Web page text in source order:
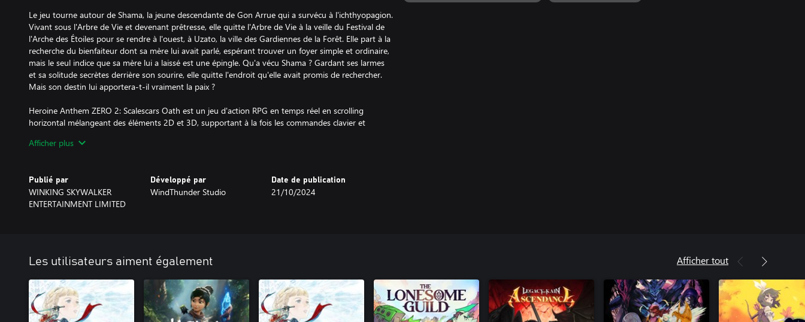
Le jeu tourne autour de Shama, la jeune descendante de Gon Arrue qui a survécu à l'ichthyopagion.
Vivant sous l'Arbre de Vie et devenant prêtresse, elle quitte l'Arbre de Vie à la veille du Festival de
l'Arche des Étoiles pour se rendre à l'ouest, à Uzato, la ville des Gardiennes de la Forêt. Elle part à la
recherche du bienfaiteur dont sa mère lui avait parlé, espérant trouver un foyer simple et ordinaire,
mais le seul indice que sa mère lui a laissé est une épingle. Qu'a vécu Shama ? Gardant ses larmes
et sa solitude secrètes derrière son sourire, elle quitte l'endroit qu'elle avait promis de rechercher.
Mais son destin lui apportera-t-il vraiment la paix ?
Heroine Anthem ZERO 2: Scalescars Oath est un jeu d'action RPG en temps réel en scrolling
horizontal mélangeant des éléments 2D et 3D, supportant à la fois les commandes clavier et
producteurs du jeu ont utilisé leur créativité innovante pour vous offrir un long « duo » magique.
plus de 500 illustrations CG, 300 stages, et plus de 500 performances d'histoires. Il a véritablement
pris vie comme une longue série télévisée mais sous forme de jeu d’aventure. La bande-son inclut
de nombreuses chansons de plusieurs producteurs de musique, ce qui porte votre expérience à un
Avec plus de 100 CGs et animations 2D, chaque scène est soigneusement alignée visuellement et
musicalement. Avec plus de 100 stages et 400 000 mots, les joueurs peuvent vraiment s’immerger
dans le monde de Heroine Anthem Zero 2.
Bande sonore de classe mondiale
L’équipe de composition musicale comprend Joe Chou, le compositeur japonais Motoki Ohno,
Afficher plus
Publié par
WINKING SKYWALKER
ENTERTAINMENT LIMITED
Développé par
WindThunder Studio
Date de publication
21/10/2024
Les utilisateurs aiment également Afficher tout